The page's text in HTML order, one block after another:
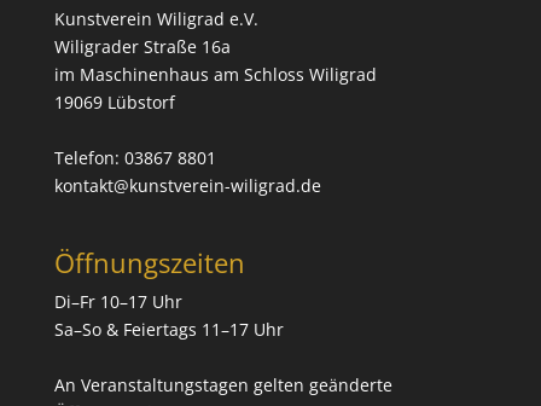
Kunstverein Wiligrad e.V.
Wiligrader Straße 16a
im Maschinenhaus am Schloss Wiligrad
19069 Lübstorf
Telefon: 03867 8801
kontakt@kunstverein-wiligrad.de
Öffnungszeiten
Di–Fr 10–17 Uhr
Sa–So & Feiertags 11–17 Uhr
An Veranstaltungstagen gelten geänderte